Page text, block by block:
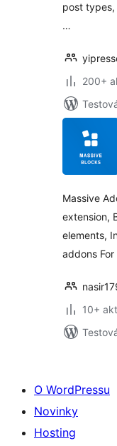
post types,
…
200+
Massive
extension,
elements,
addons
10+
O WordPressu
Novinky
Hosting